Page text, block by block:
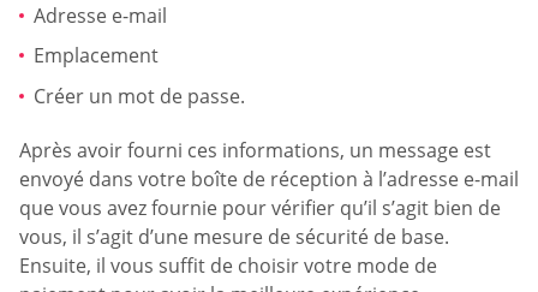
Adresse e-mail
Emplacement
Créer un mot de passe.
Après avoir fourni ces informations, un message est
envoyé dans votre boîte de réception à l’adresse e-mail
que vous avez fournie pour vérifier qu’il s’agit bien de
vous, il s’agit d’une mesure de sécurité de base.
Ensuite, il vous suffit de choisir votre mode de